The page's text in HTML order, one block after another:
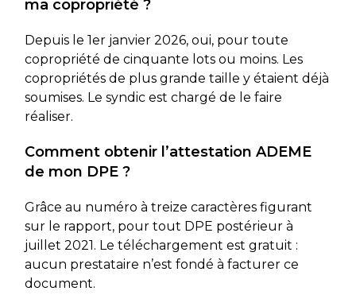
ma copropriété ?
Depuis le 1er janvier 2026, oui, pour toute
copropriété de cinquante lots ou moins. Les
copropriétés de plus grande taille y étaient déjà
soumises. Le syndic est chargé de le faire
réaliser.
Comment obtenir l’attestation ADEME
de mon DPE ?
Grâce au numéro à treize caractères figurant
sur le rapport, pour tout DPE postérieur à
juillet 2021. Le téléchargement est gratuit :
aucun prestataire n’est fondé à facturer ce
document.